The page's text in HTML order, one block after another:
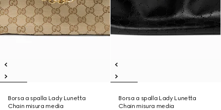
Borsa a spalla Lady Lunetta
Chain misura media
Borsa a spalla Lady Lunetta
Chain misura media